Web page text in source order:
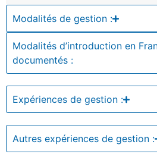
Modalités de gestion :
Modalités d’introduction en
documentés :
Expériences de gestion :
Autres expériences de gestion :